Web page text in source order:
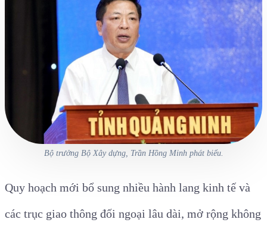
Bộ trưởng Bộ Xây dựng, Trần Hồng Minh phát biểu.
Quy hoạch mới bổ sung nhiều hành lang kinh tế và
các trục giao thông đối ngoại lâu dài, mở rộng không